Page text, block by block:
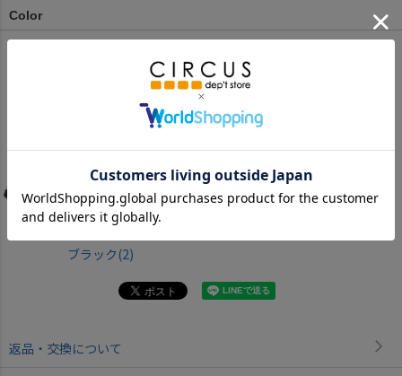
Color
ブラック(2)
返品・交換について